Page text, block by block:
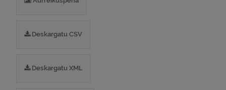
Deskargatu CSV
Deskargatu XML